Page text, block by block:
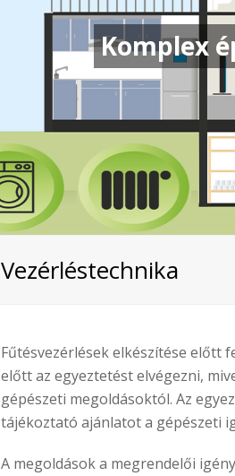
Komplex
Vezérléstechnika
Fűtésvezérlések elkészítése előtt
előtt az egyeztetést elvégezni,
gépészeti megoldásoktól. Az
tájékoztató ajánlatot a gépészeti
A megoldások a megrendelői